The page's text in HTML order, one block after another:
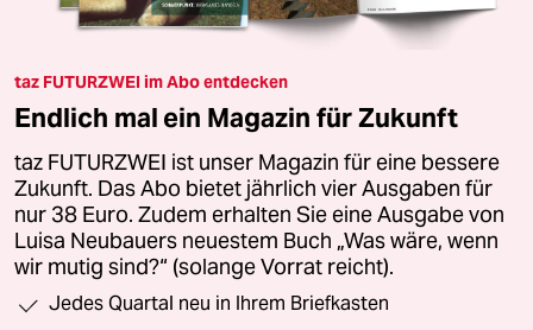
taz FUTURZWEI im Abo entdecken
Endlich mal ein Magazin für Zukunft
taz FUTURZWEI ist unser Magazin für eine bessere
Zukunft. Das Abo bietet jährlich vier Ausgaben für
nur 38 Euro. Zudem erhalten Sie eine Ausgabe von
Luisa Neubauers neuestem Buch „Was wäre, wenn
wir mutig sind?“ (solange Vorrat reicht).
Jedes Quartal neu in Ihrem Briefkasten